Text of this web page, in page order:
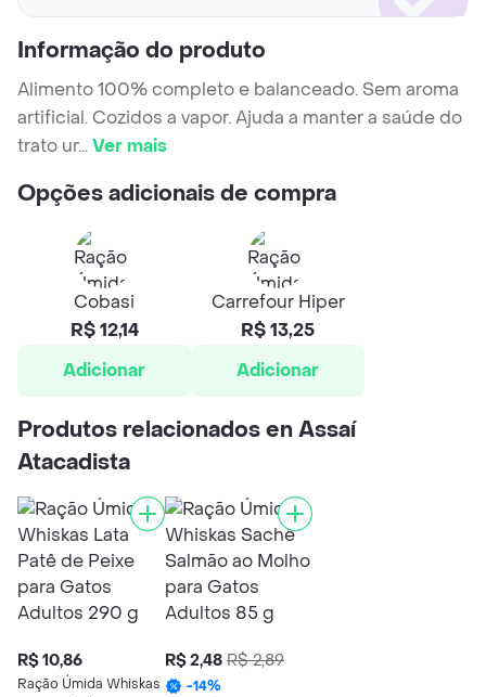
Informação do produto
Alimento 100% completo e balanceado. Sem aroma
artificial. Cozidos a vapor. Ajuda a manter a saúde do
trato ur...Ver mais
Opções adicionais de compra
Cobasi
R$ 12,14
Adicionar
Carrefour Hiper
R$ 13,25
Adicionar
Produtos relacionados en Assaí
Atacadista
R$ 10,86
Ração Úmida Whiskas
R$ 2,48 R$ 2,89
-14%